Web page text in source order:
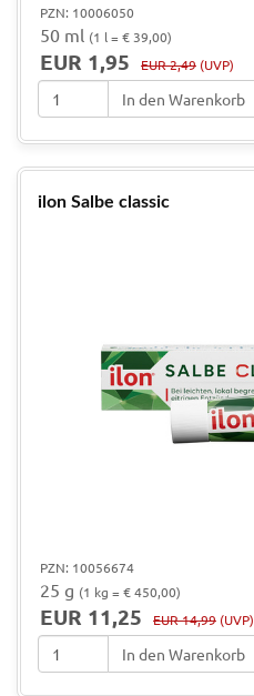
PZN: 10006050
50 ml (1 l = € 39,00)
EUR 1,95 EUR 2,49 (UVP)
In den Warenkorb
ilon Salbe classic
PZN: 10056674
25 g (1 kg = € 450,00)
EUR 11,25 EUR 14,99 (UVP)
In den Warenkorb